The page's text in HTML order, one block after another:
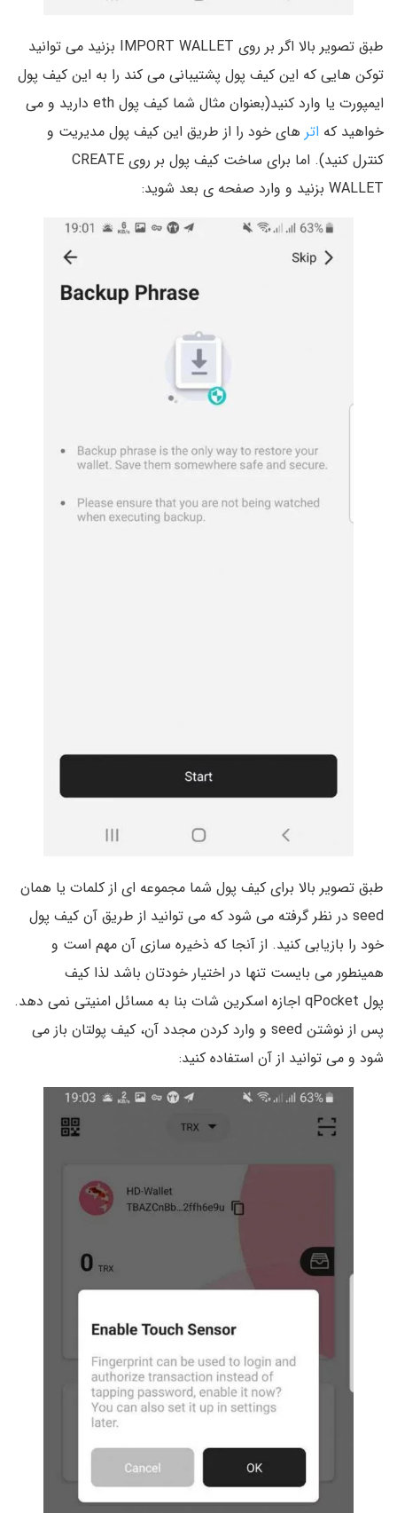
طبق تصویر بالا اگر بر روی IMPORT WALLET بزنید می توانید
توکن هایی که این کیف پول پشتیبانی می کند را به این کیف پول
ایمپورت یا وارد کنید(بعنوان مثال شما کیف پول eth دارید و می
خواهید که اتر های خود را از طریق این کیف پول مدیریت و
کنترل کنید). اما برای ساخت کیف پول بر روی CREATE
WALLET بزنید و وارد صفحه ی بعد شوید:
طبق تصویر بالا برای کیف پول شما مجموعه ای از کلمات یا همان
seed در نظر گرفته می شود که می توانید از طریق آن کیف پول
خود را بازیابی کنید. از آنجا که ذخیره سازی آن مهم است و
همینطور می بایست تنها در اختیار خودتان باشد لذا کیف
پول qPocket اجازه اسکرین شات بنا به مسائل امنیتی نمی دهد.
پس از نوشتن seed و وارد کردن مجدد آن، کیف پولتان باز می
شود و می توانید از آن استفاده کنید: